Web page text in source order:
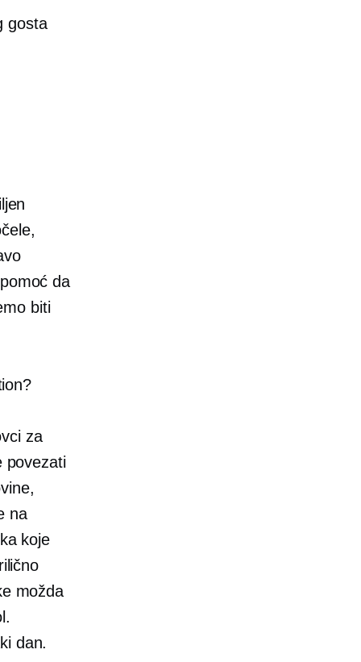
gosta
da
biti
za
povezati
na
koje
možda
dan.